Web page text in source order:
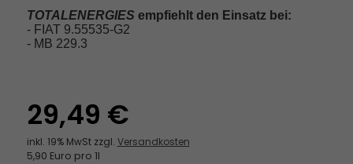
TOTALENERGIESempfiehlt den Einsatz bei:
- FIAT 9.55535-G2
- MB 229.3
29,49 €
inkl. 19% MwSt zzgl. Versandkosten
5,90 Euro pro 1l